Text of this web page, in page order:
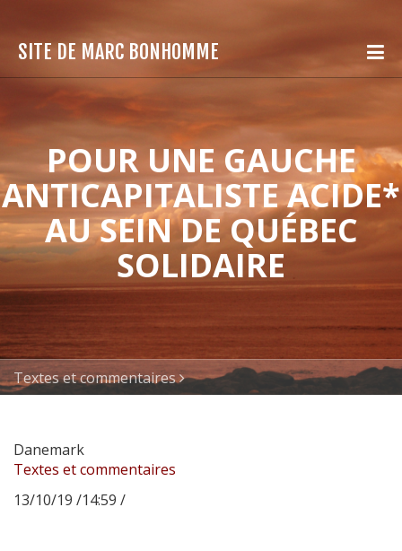
SITE DE MARC BONHOMME
POUR UNE GAUCHE
ANTICAPITALISTE ACIDE*
AU SEIN DE QUÉBEC
SOLIDAIRE
Textes et commentaires
Danemark
Textes et commentaires
13/10/19 /14:59 /